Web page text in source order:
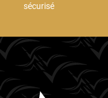
sécurisé